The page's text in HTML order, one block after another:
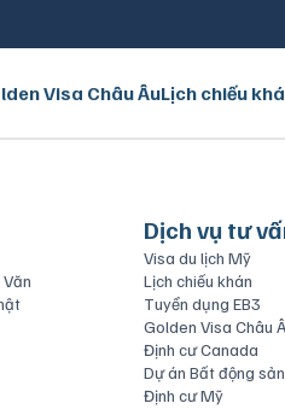
Visa Châu ÂuLịch chiếu
Dịch vụ tư
Visa du lịch Mỹ
Lịch chiếu khán
Tuyển dụng EB3
Golden Visa Châu
Định cư Canada
Dự án Bất động
Định cư Mỹ